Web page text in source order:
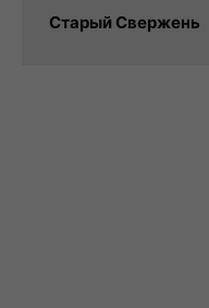
Старый Свержень